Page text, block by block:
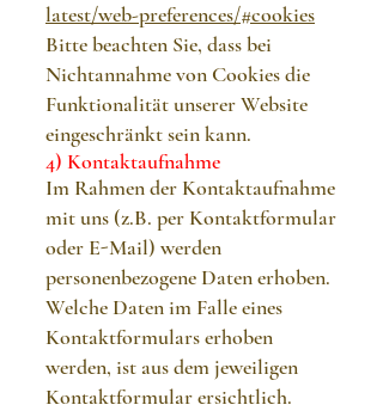
latest/web-preferences/#cookies
Bitte beachten Sie, dass bei
Nichtannahme von Cookies die
Funktionalität unserer Website
eingeschränkt sein kann.
4) Kontaktaufnahme
Im Rahmen der Kontaktaufnahme
mit uns (z.B. per Kontaktformular
oder E-Mail) werden
personenbezogene Daten erhoben.
Welche Daten im Falle eines
Kontaktformulars erhoben
werden, ist aus dem jeweiligen
Kontaktformular ersichtlich.